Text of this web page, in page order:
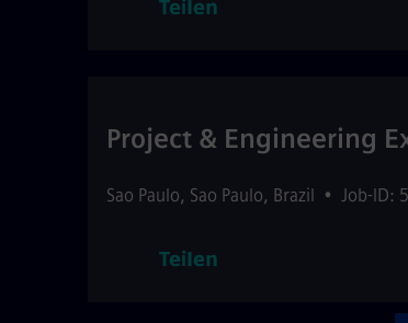
Teilen
Project & Engineering
Sao Paulo, Sao Paulo, Brazil • Job-ID:
Teilen